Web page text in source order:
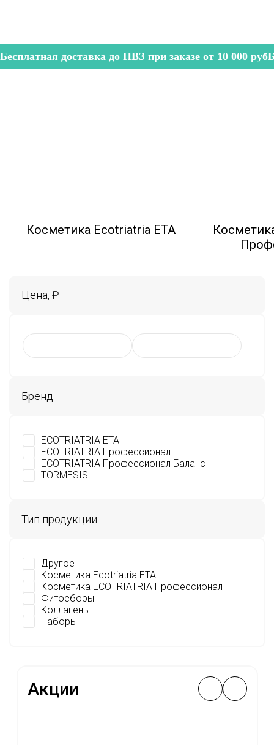
Бесплатная доставка до ПВЗ при заказе от 10 000 руб
Косметика Ecotriatria ETA
Цена, ₽
Бренд
ECOTRIATRIA ETA
ECOTRIATRIA Профессионал
ECOTRIATRIA Профессионал Баланс
TORMESIS
Тип продукции
Другое
Косметика Ecotriatria ETA
Косметика ECOTRIATRIA Профессионал
Фитосборы
Коллагены
Наборы
Акции